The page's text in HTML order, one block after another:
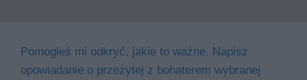
Pomogłeś mi odkryć, jakie to ważne. Napisz
opowiadanie o przeżytej z bohaterem wybranej